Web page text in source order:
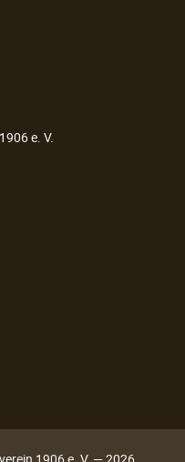
e. V.
1906 e. V. — 2026